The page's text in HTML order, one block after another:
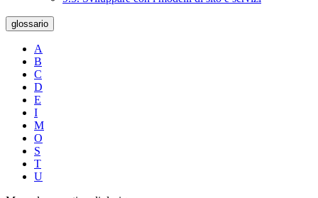
glossario
A
B
C
D
E
I
M
O
S
T
U